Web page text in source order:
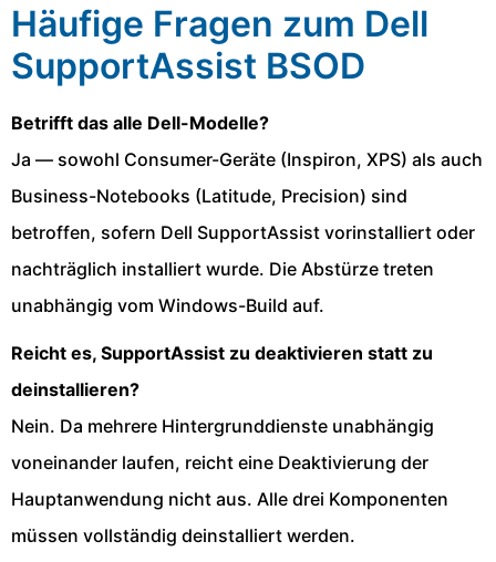
Häufige Fragen zum Dell
SupportAssist BSOD
Betrifft das alle Dell-Modelle?
Ja — sowohl Consumer-Geräte (Inspiron, XPS) als auch
Business-Notebooks (Latitude, Precision) sind
betroffen, sofern Dell SupportAssist vorinstalliert oder
nachträglich installiert wurde. Die Abstürze treten
unabhängig vom Windows-Build auf.
Reicht es, SupportAssist zu deaktivieren statt zu
deinstallieren?
Nein. Da mehrere Hintergrunddienste unabhängig
voneinander laufen, reicht eine Deaktivierung der
Hauptanwendung nicht aus. Alle drei Komponenten
müssen vollständig deinstalliert werden.